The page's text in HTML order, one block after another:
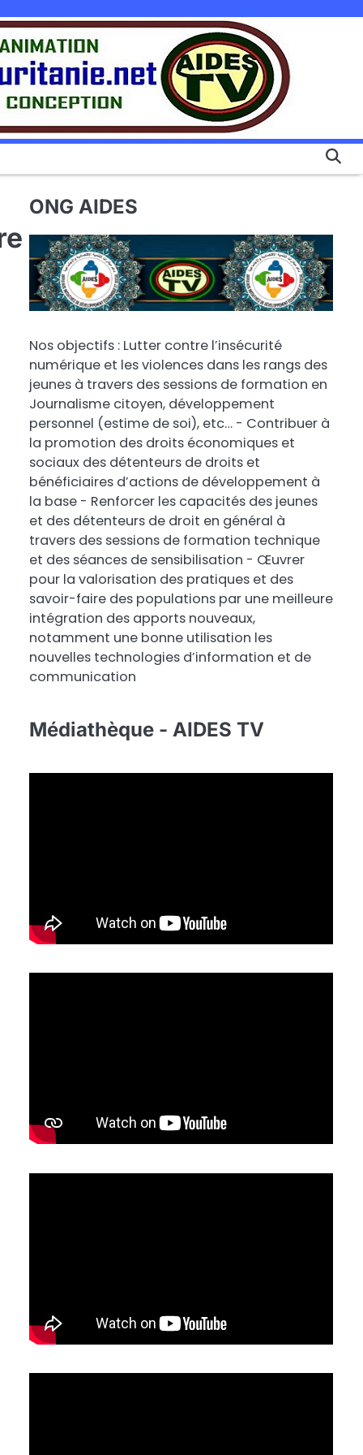
ONG AIDES
Nos objectifs : Lutter contre l’insécurité
numérique et les violences dans les rangs des
jeunes à travers des sessions de formation en
Journalisme citoyen, développement
personnel (estime de soi), etc… - Contribuer à
la promotion des droits économiques et
sociaux des détenteurs de droits et
bénéficiaires d’actions de développement à
la base - Renforcer les capacités des jeunes
et des détenteurs de droit en général à
travers des sessions de formation technique
et des séances de sensibilisation - Œuvrer
pour la valorisation des pratiques et des
savoir-faire des populations par une meilleure
intégration des apports nouveaux,
notamment une bonne utilisation les
nouvelles technologies d’information et de
communication
Médiathèque - AIDES TV